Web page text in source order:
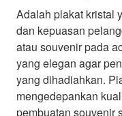
Adalah plakat kristal
dan kepuasan
atau souvenir pada
yang elegan agar
yang dihadiahkan.
mengedepankan
pembuatan souvenir